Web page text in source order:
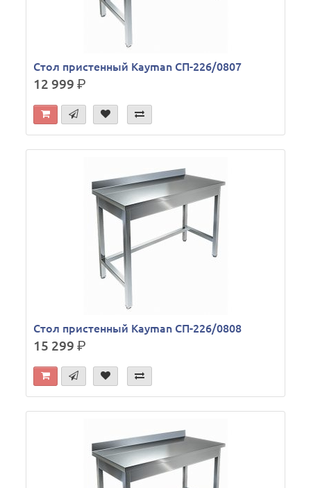
Стол пристенный Kayman СП-226/0807
12 999р.
Стол пристенный Kayman СП-226/0808
15 299р.